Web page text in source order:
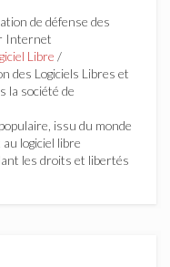
de défense des
Internet
Libre /
des Logiciels Libres et
la société de
issu du monde
logiciel libre
les droits et libertés